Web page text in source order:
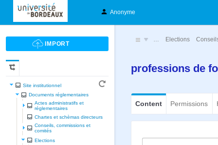
Anonyme
Site institutionnel
Documents réglementaires
Actes administratifs et
réglementaires
Chartes et schèmas directeurs
Conseils, commissions et
comités
Elections
… Elections
professions de
Content Permissions